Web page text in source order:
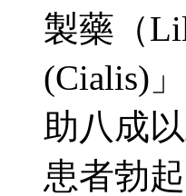
製藥（
(Cialis)
助八成
患者勃